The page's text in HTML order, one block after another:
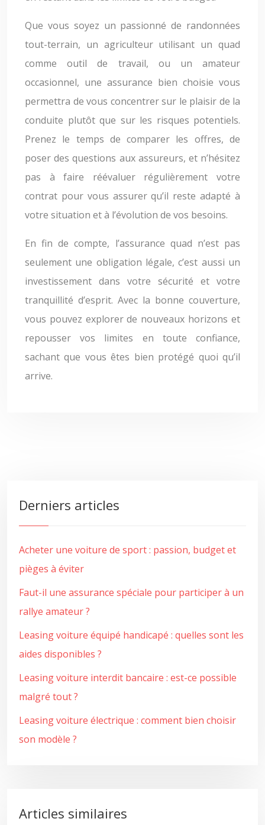
Que vous soyez un passionné de randonnées
tout-terrain, un agriculteur utilisant un quad
comme outil de travail, ou un amateur
occasionnel, une assurance bien choisie vous
permettra de vous concentrer sur le plaisir de la
conduite plutôt que sur les risques potentiels.
Prenez le temps de comparer les offres, de
poser des questions aux assureurs, et n’hésitez
pas à faire réévaluer régulièrement votre
contrat pour vous assurer qu’il reste adapté à
votre situation et à l’évolution de vos besoins.
En fin de compte, l’assurance quad n’est pas
seulement une obligation légale, c’est aussi un
investissement dans votre sécurité et votre
tranquillité d’esprit. Avec la bonne couverture,
vous pouvez explorer de nouveaux horizons et
repousser vos limites en toute confiance,
sachant que vous êtes bien protégé quoi qu’il
arrive.
Derniers articles
Acheter une voiture de sport : passion, budget et
pièges à éviter
Faut-il une assurance spéciale pour participer à un
rallye amateur ?
Leasing voiture équipé handicapé : quelles sont les
aides disponibles ?
Leasing voiture interdit bancaire : est-ce possible
malgré tout ?
Leasing voiture électrique : comment bien choisir
son modèle ?
Articles similaires